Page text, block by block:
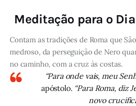
Meditação para o
Contam as tradições de Roma que
medroso, da perseguição de Nero
no caminho, com a cruz às costas.
“Para onde vais, meu
apóstolo. “Para Roma, diz
novo